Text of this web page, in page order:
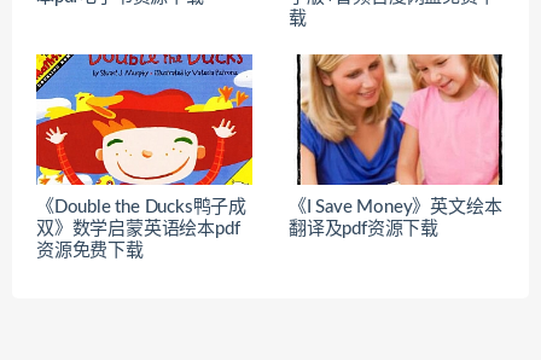
载
《Double the Ducks鸭子成
双》数学启蒙英语绘本pdf
资源免费下载
《I Save Money》英文绘本
翻译及pdf资源下载